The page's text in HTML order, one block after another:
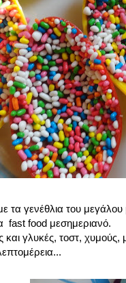
γενέθλια του
fast food μεσημεριανό.
και γλυκές, τοστ,